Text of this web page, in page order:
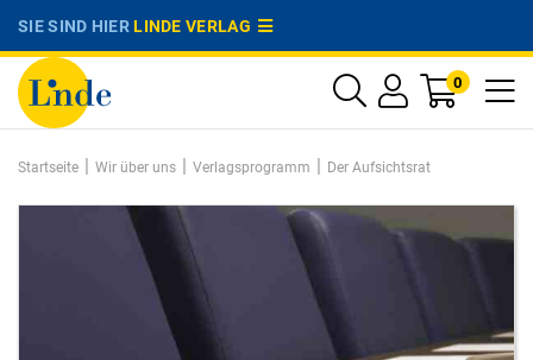
SIE SIND HIERLINDE VERLAG
0
Startseite | Wir über uns | Verlagsprogramm | Der Aufsichtsrat